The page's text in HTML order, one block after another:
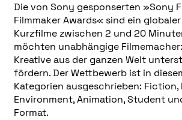
Die von Sony gesponserten »Sony
Filmmaker Awards« sind ein
Kurzfilme zwischen 2 und 20
möchten unabhängige
Kreative aus der ganzen Welt
fördern. Der Wettbewerb ist in
Kategorien ausgeschrieben:
Environment, Animation, Student
Format.